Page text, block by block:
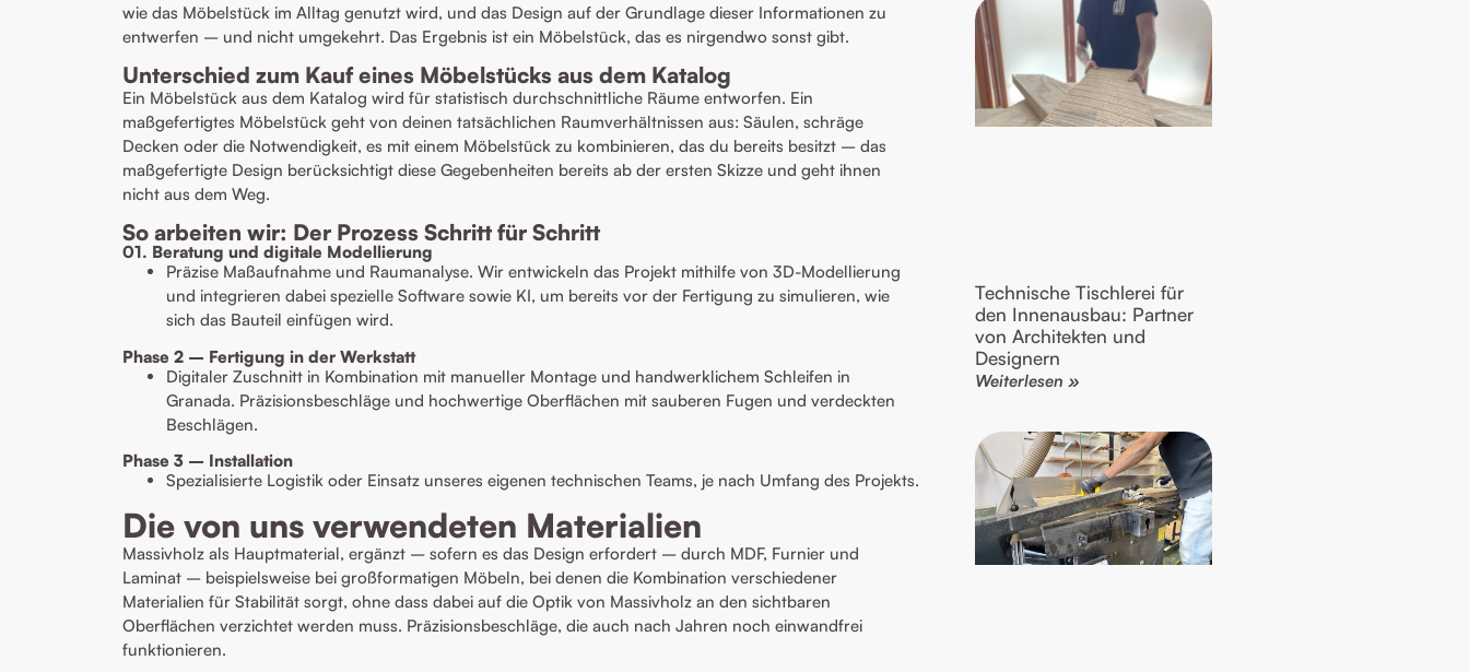
wie das Möbelstück im Alltag genutzt wird, und das Design auf der Grundlage dieser Informationen zu
entwerfen – und nicht umgekehrt. Das Ergebnis ist ein Möbelstück, das es nirgendwo sonst gibt.
Unterschied zum Kauf eines Möbelstücks aus dem Katalog
Ein Möbelstück aus dem Katalog wird für statistisch durchschnittliche Räume entworfen. Ein
maßgefertigtes Möbelstück geht von deinen tatsächlichen Raumverhältnissen aus: Säulen, schräge
Decken oder die Notwendigkeit, es mit einem Möbelstück zu kombinieren, das du bereits besitzt – das
maßgefertigte Design berücksichtigt diese Gegebenheiten bereits ab der ersten Skizze und geht ihnen
nicht aus dem Weg.
So arbeiten wir: Der Prozess Schritt für Schritt
01. Beratung und digitale Modellierung
Präzise Maßaufnahme und Raumanalyse. Wir entwickeln das Projekt mithilfe von 3D-Modellierung
und integrieren dabei spezielle Software sowie KI, um bereits vor der Fertigung zu simulieren, wie
sich das Bauteil einfügen wird.
Phase 2 – Fertigung in der Werkstatt
Digitaler Zuschnitt in Kombination mit manueller Montage und handwerklichem Schleifen in
Granada. Präzisionsbeschläge und hochwertige Oberflächen mit sauberen Fugen und verdeckten
Beschlägen.
Phase 3 – Installation
Spezialisierte Logistik oder Einsatz unseres eigenen technischen Teams, je nach Umfang des Projekts.
Die von uns verwendeten Materialien
Massivholz als Hauptmaterial, ergänzt – sofern es das Design erfordert – durch MDF, Furnier und
Laminat – beispielsweise bei großformatigen Möbeln, bei denen die Kombination verschiedener
Materialien für Stabilität sorgt, ohne dass dabei auf die Optik von Massivholz an den sichtbaren
Oberflächen verzichtet werden muss. Präzisionsbeschläge, die auch nach Jahren noch einwandfrei
funktionieren.
Technische Tischlerei für
den Innenausbau: Partner
von Architekten und
Designern
Weiterlesen »